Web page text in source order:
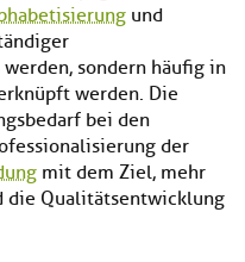
und
sondern häufig in
werden. Die
bei den
der
mit dem Ziel, mehr
die Qualitätsentwicklung